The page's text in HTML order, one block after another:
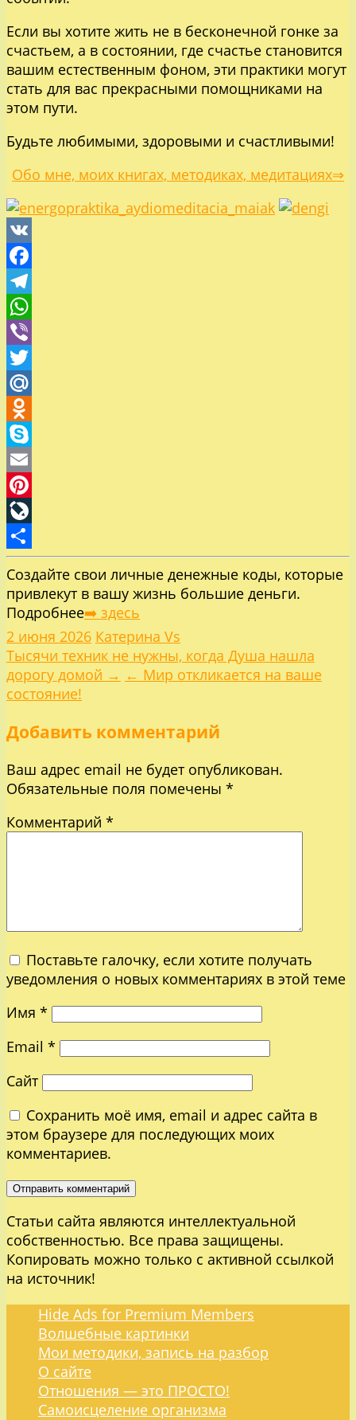
Если вы хотите жить не в бесконечной гонке за
счастьем, а в состоянии, где счастье становится
вашим естественным фоном, эти практики могут
стать для вас прекрасными помощниками на
этом пути.
Будьте любимыми, здоровыми и счастливыми!
Обо мне, моих книгах, методиках, медитациях⇒
VK
Facebook
Telegram
WhatsApp
Viber
Twitter
Mail.Ru
Odnoklassniki
Skype
Email
Pinterest
LiveJournal
Отправить
Создайте свои личные денежные коды, которые
привлекут в вашу жизнь большие деньги.
Подробнее➡️ здесь
2 июня 2026 Катерина Vs
Навигация
по
записям
Тысячи техник не нужны, когда Душа нашла
дорогу домой → ← Мир откликается на ваше
состояние!
Добавить комментарий
Ваш адрес email не будет опубликован.
Обязательные поля помечены *
Комментарий *
Поставьте галочку, если хотите получать
уведомления о новых комментариях в этой теме
Имя *
Email *
Сайт
Сохранить моё имя, email и адрес сайта в
этом браузере для последующих моих
комментариев.
Статьи сайта являются интеллектуальной
собственностью. Все права защищены.
Копировать можно только с активной ссылкой
на источник!
Hide Ads for Premium Members
Волшебные картинки
Мои методики, запись на разбор
О сайте
Отношения — это ПРОСТО!
Самоисцеление организма